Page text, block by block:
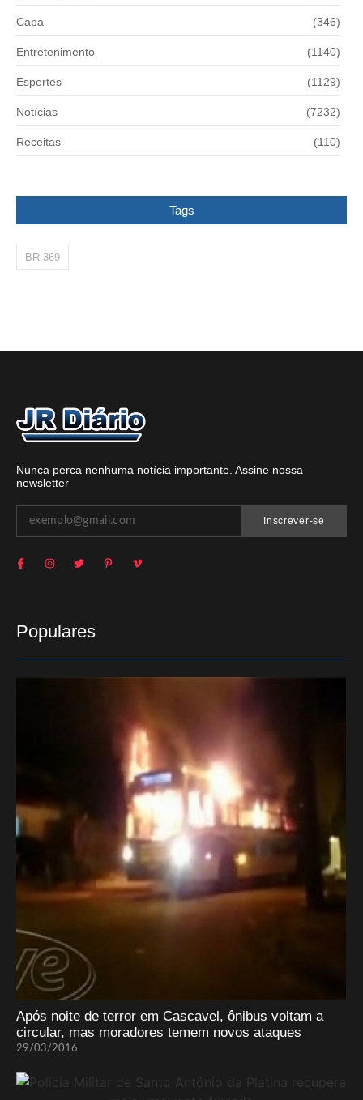
Capa (346)
Entretenimento (1140)
Esportes (1129)
Notícias (7232)
Receitas (110)
Tags
BR-369
Nunca perca nenhuma notícia importante. Assine nossa
newsletter
Inscrever-se
Populares
Após noite de terror em Cascavel, ônibus voltam a
circular, mas moradores temem novos ataques
29/03/2016